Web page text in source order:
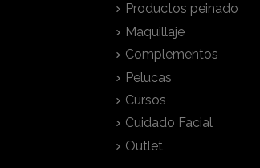
Productos peinado
Maquillaje
Complementos
Pelucas
Cursos
Cuidado Facial
Outlet